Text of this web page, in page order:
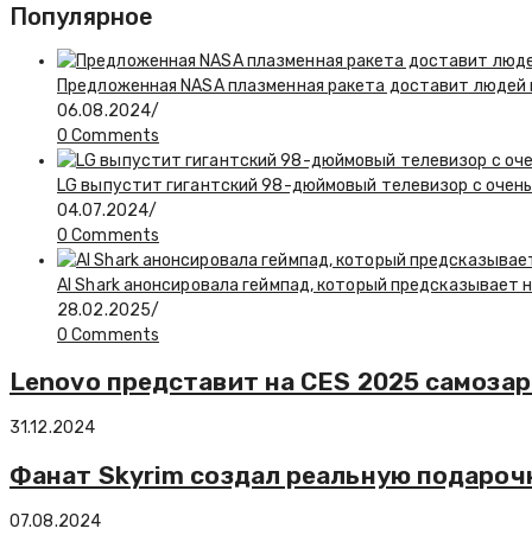
Популярное
Предложенная NASA плазменная ракета доставит
06.08.2024/
0 Comments
LG выпустит гигантский 98-дюймовый телевизор с
04.07.2024/
0 Comments
AI Shark анонсировала геймпад, который предсказывает
28.02.2025/
0 Comments
Lenovo представит на CES 2025
31.12.2024
Фанат Skyrim создал реальную
07.08.2024